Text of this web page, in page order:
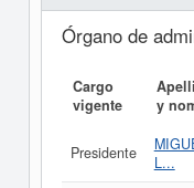
Órgano de
Cargo
vigente
y
Presidente
L...